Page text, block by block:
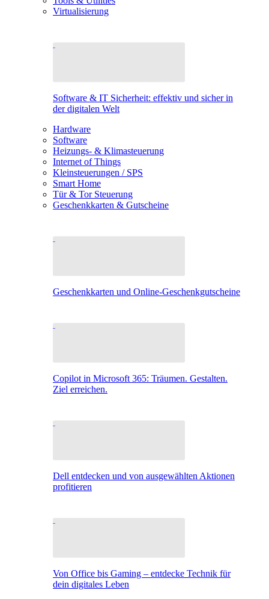
Virtualisierung
Software & IT Sicherheit: effektiv und sicher in
der digitalen Welt
Hardware
Software
Heizungs- & Klimasteuerung
Internet of Things
Kleinsteuerungen / SPS
Smart Home
Tür & Tor Steuerung
Geschenkkarten & Gutscheine
Geschenkkarten und Online-Geschenkgutscheine
Copilot in Microsoft 365: Träumen. Gestalten.
Ziel erreichen.
Dell entdecken und von ausgewählten Aktionen
profitieren
Von Office bis Gaming – entdecke Technik für
dein digitales Leben